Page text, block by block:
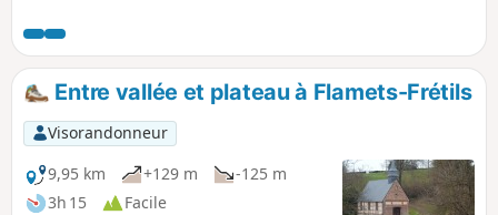
Entre vallée et plateau à Flamets-Frétils
Visorandonneur
9,95 km
+129 m
-125 m
3h 15
Facile